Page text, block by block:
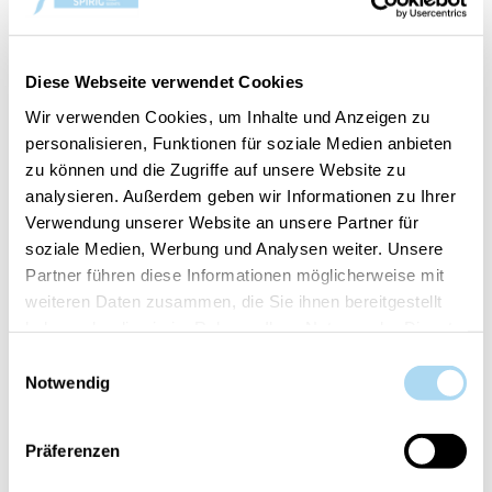
Diese Webseite verwendet Cookies
Wir verwenden Cookies, um Inhalte und Anzeigen zu
personalisieren, Funktionen für soziale Medien anbieten
zu können und die Zugriffe auf unsere Website zu
analysieren. Außerdem geben wir Informationen zu Ihrer
Verwendung unserer Website an unsere Partner für
soziale Medien, Werbung und Analysen weiter. Unsere
Partner führen diese Informationen möglicherweise mit
weiteren Daten zusammen, die Sie ihnen bereitgestellt
Notwendig
Präferenzen
Signature Large Jar
CHF 36.90
Winter Night Stars
Signature Medium Jar
Signature Small Jar
Winter Night Stars
Signature Filled Votive